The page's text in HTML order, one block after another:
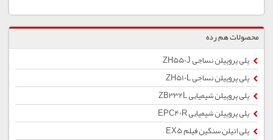
محصولات هم رده
پلی پروپیلن نساجی ZH550J
پلی پروپیلن نساجی ZH510L
پلی پروپیلن شیمیایی ZB332L
پلی پروپیلن شیمیایی EPC40R
پلی اتیلن سنگین فیلم EX5